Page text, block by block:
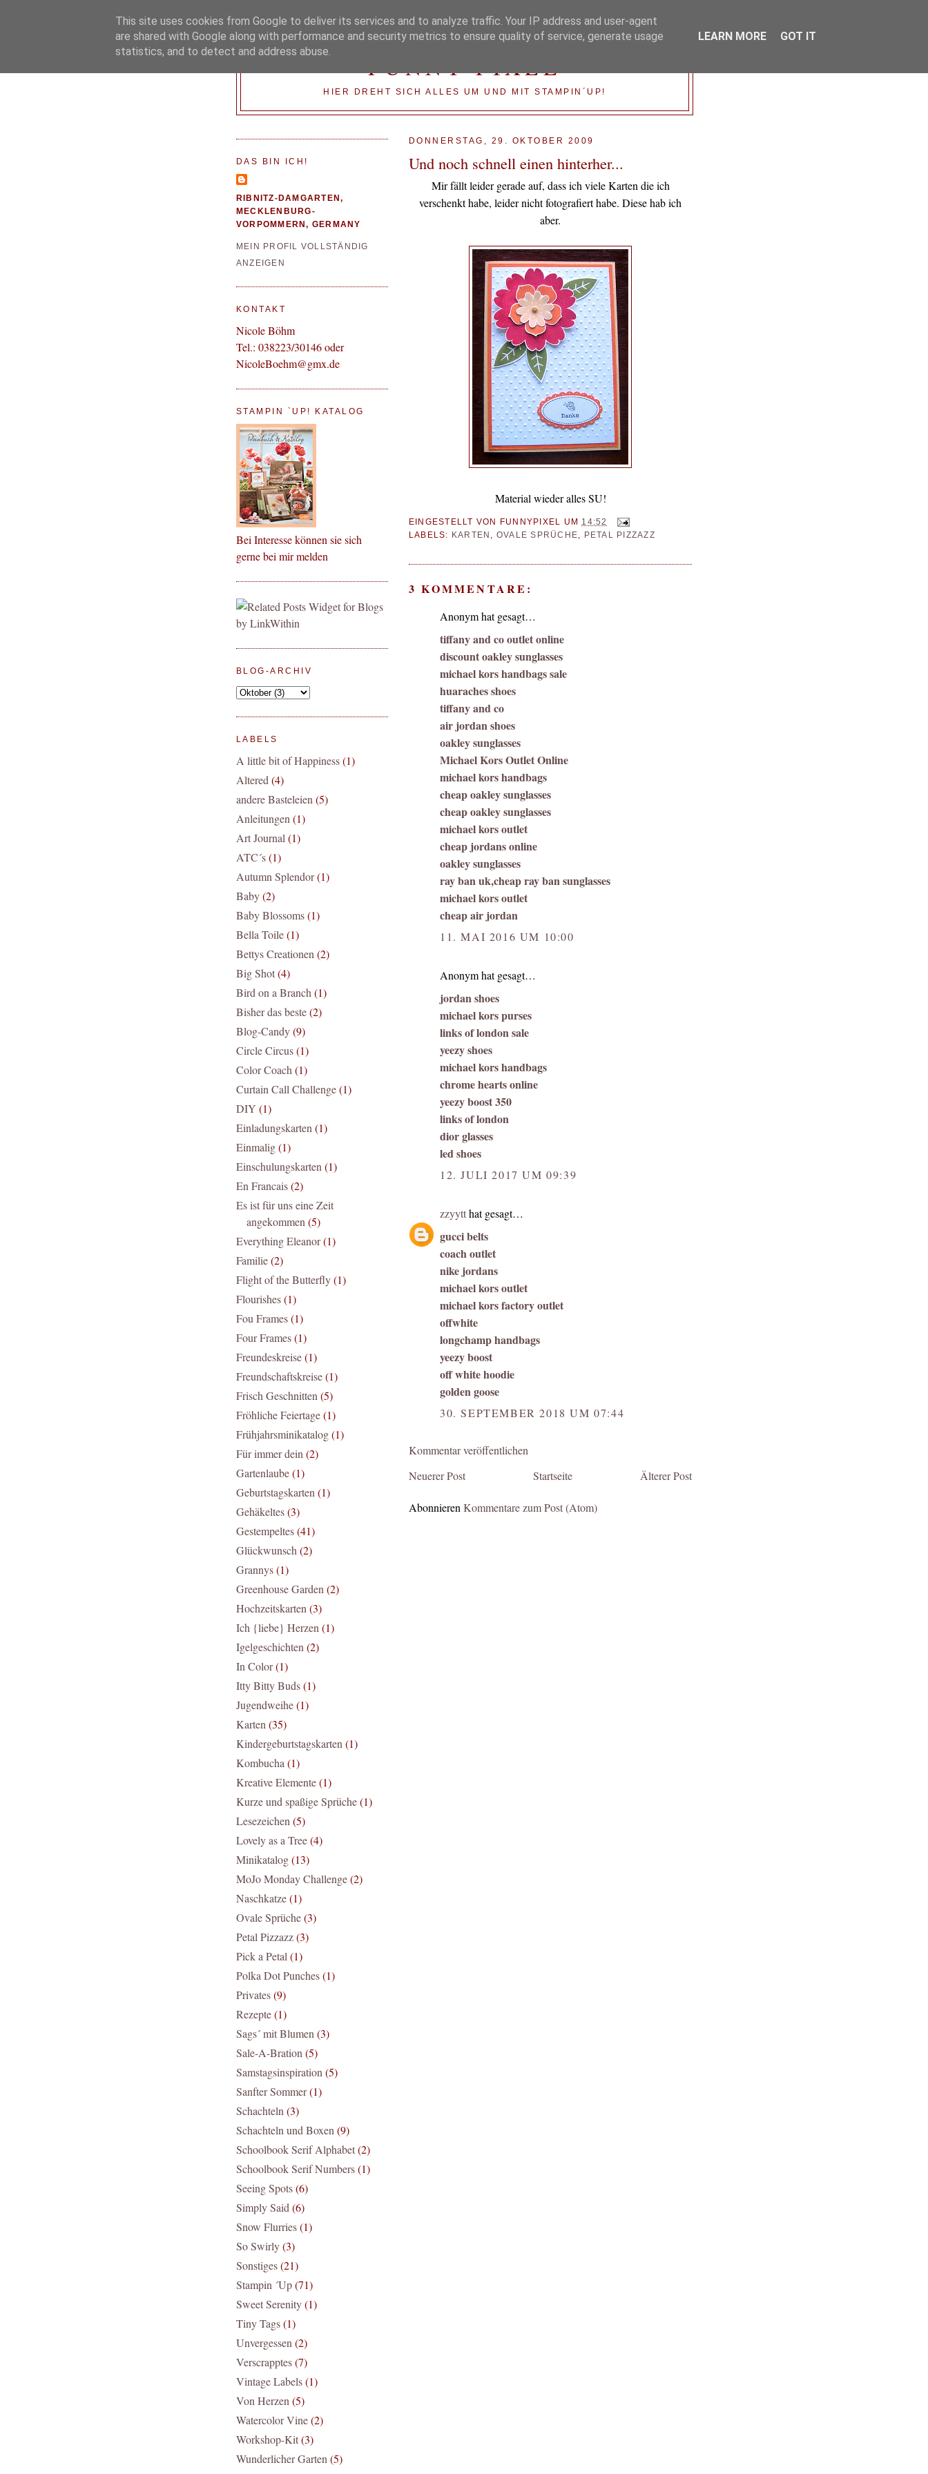
FUNNY-PIXEL
HIER DREHT SICH ALLES UM UND MIT STAMPIN´UP!
DONNERSTAG, 29. OKTOBER 2009
Und noch schnell einen hinterher...
Mir fällt leider gerade auf, dass ich viele Karten die ich
verschenkt habe, leider nicht fotografiert habe. Diese hab ich
aber.
Material wieder alles SU!
EINGESTELLT VON FUNNYPIXEL UM 14:52
LABELS: KARTEN OVALE SPRÜCHE PETAL PIZZAZZ
3 KOMMENTARE:
Anonym hat gesagt…
tiffany and co outlet online
discount oakley sunglasses
michael kors handbags sale
huaraches shoes
tiffany and co
air jordan shoes
oakley sunglasses
Michael Kors Outlet Online
michael kors handbags
cheap oakley sunglasses
cheap oakley sunglasses
michael kors outlet
cheap jordans online
oakley sunglasses
ray ban uk,cheap ray ban sunglasses
michael kors outlet
cheap air jordan
11. MAI 2016 UM 10:00
Anonym hat gesagt…
jordan shoes
michael kors purses
links of london sale
yeezy shoes
michael kors handbags
chrome hearts online
yeezy boost 350
links of london
dior glasses
led shoes
12. JULI 2017 UM 09:39
zzyytthat gesagt…
gucci belts
coach outlet
nike jordans
michael kors outlet
michael kors factory outlet
offwhite
longchamp handbags
yeezy boost
off white hoodie
golden goose
30. SEPTEMBER 2018 UM 07:44
Kommentar veröffentlichen
Neuerer Post
Älterer Post
Startseite
Abonnieren Kommentare zum Post (Atom)
DAS BIN ICH!
RIBNITZ-DAMGARTEN,
MECKLENBURG-
VORPOMMERN, GERMANY
MEIN PROFIL VOLLSTÄNDIG
ANZEIGEN
KONTAKT
Nicole Böhm
Tel.: 038223/30146 oder
NicoleBoehm@gmx.de
STAMPIN `UP! KATALOG
Bei Interesse können sie sich
gerne bei mir melden
BLOG-ARCHIV
LABELS
A little bit of Happiness(1)
Altered (4)
andere Basteleien (5)
Anleitungen (1)
Art Journal (1)
ATC´s(1)
Autumn Splendor(1)
Baby(2)
Baby Blossoms(1)
Bella Toile(1)
Bettys Creationen (2)
Big Shot(4)
Bird on a Branch (1)
Bisher das beste(2)
Blog-Candy(9)
Circle Circus(1)
Color Coach (1)
Curtain Call Challenge(1)
DIY (1)
Einladungskarten (1)
Einmalig(1)
Einschulungskarten (1)
En Francais(2)
Es ist für uns eine Zeit
angekommen (5)
Everything Eleanor(1)
Familie(2)
Flight of the Butterfly(1)
Flourishes(1)
Fou Frames(1)
Four Frames(1)
Freundeskreise(1)
Freundschaftskreise(1)
Frisch Geschnitten (5)
Fröhliche Feiertage(1)
Frühjahrsminikatalog(1)
Für immer dein (2)
Gartenlaube(1)
Geburtstagskarten (1)
Gehäkeltes(3)
Gestempeltes(41)
Glückwunsch (2)
Grannys(1)
Greenhouse Garden (2)
Hochzeitskarten (3)
Ich {liebe} Herzen (1)
Igelgeschichten (2)
In Color(1)
Itty Bitty Buds(1)
Jugendweihe(1)
Karten (35)
Kindergeburtstagskarten (1)
Kombucha (1)
Kreative Elemente(1)
Kurze und spaßige Sprüche(1)
Lesezeichen (5)
Lovely as a Tree(4)
Minikatalog(13)
MoJo Monday Challenge(2)
Naschkatze(1)
Ovale Sprüche(3)
Petal Pizzazz(3)
Pick a Petal (1)
Polka Dot Punches(1)
Privates(9)
Rezepte(1)
Sags´ mit Blumen (3)
Sale-A-Bration (5)
Samstagsinspiration (5)
Sanfter Sommer(1)
Schachteln (3)
Schachteln und Boxen (9)
Schoolbook Serif Alphabet(2)
Schoolbook Serif Numbers(1)
Seeing Spots(6)
Simply Said (6)
Snow Flurries(1)
So Swirly(3)
Sonstiges(21)
Stampin ´Up(71)
Sweet Serenity(1)
Tiny Tags(1)
Unvergessen (2)
Verscrapptes(7)
Vintage Labels(1)
Von Herzen (5)
Watercolor Vine(2)
Workshop-Kit(3)
Wunderlicher Garten (5)
This site uses cookies from Google to deliver its services and to analyze traffic. Your IP address and user-agent
are shared with Google along with performance and security metrics to ensure quality of service, generate usage
statistics, and to detect and address abuse.
LEARN MORE GOT IT